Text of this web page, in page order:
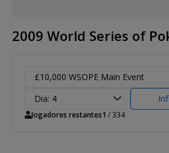
2009 World Series of
£10,000 WSOPE Main Event
Dia: 4
Jogadores restantes1 / 334